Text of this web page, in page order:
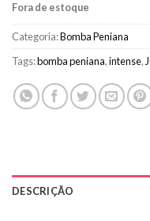
Fora de estoque
Categoria:Bomba Peniana
Tags:bomba peniana,intense,
DESCRIÇÃO